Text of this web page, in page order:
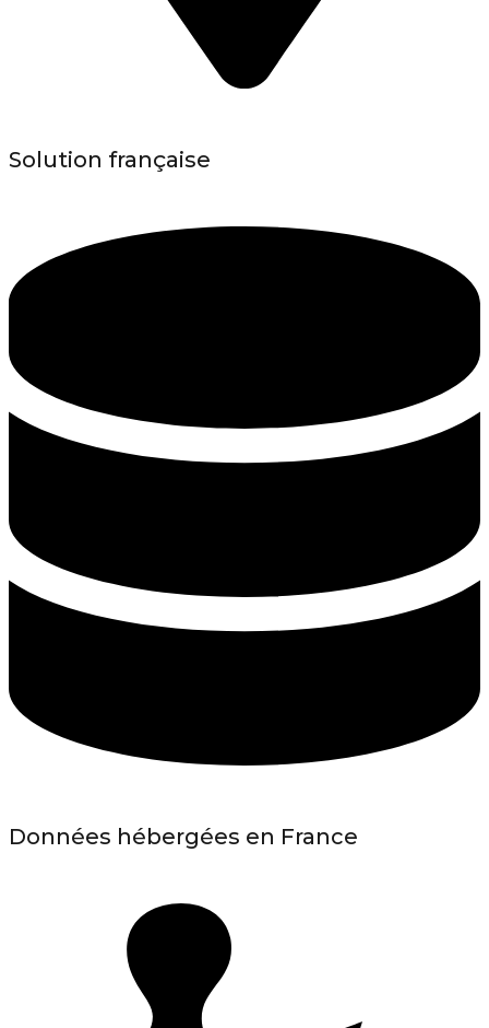
Solution française
Données hébergées en France